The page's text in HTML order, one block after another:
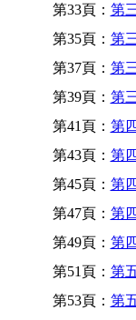
第33頁： 第
第35頁： 第
第37頁： 第
第39頁： 第
第41頁： 第
第43頁： 第
第45頁： 第
第47頁： 第
第49頁： 第
第51頁： 第
第53頁： 第